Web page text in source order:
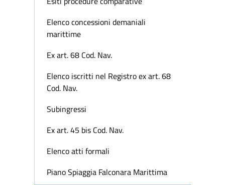
Elenco concessioni demaniali
marittime
Ex art. 68 Cod. Nav.
Elenco iscritti nel Registro ex art. 68
Cod. Nav.
Subingressi
Ex art. 45 bis Cod. Nav.
Elenco atti formali
Piano Spiaggia Falconara Marittima